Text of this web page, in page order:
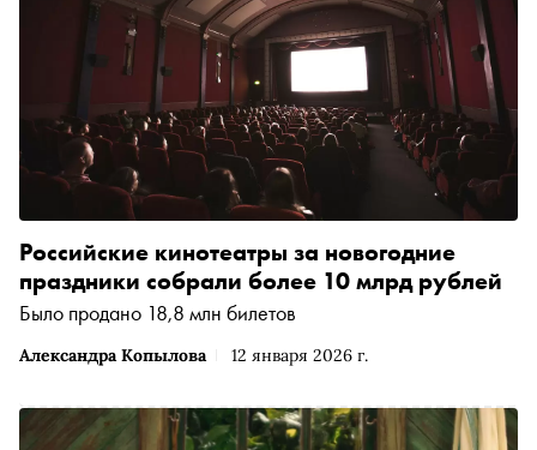
Александра Копылова 12 января 2026 г.
Российские кинотеатры за новогодние
праздники собрали более 10 млрд рублей
Было продано 18,8 млн билетов